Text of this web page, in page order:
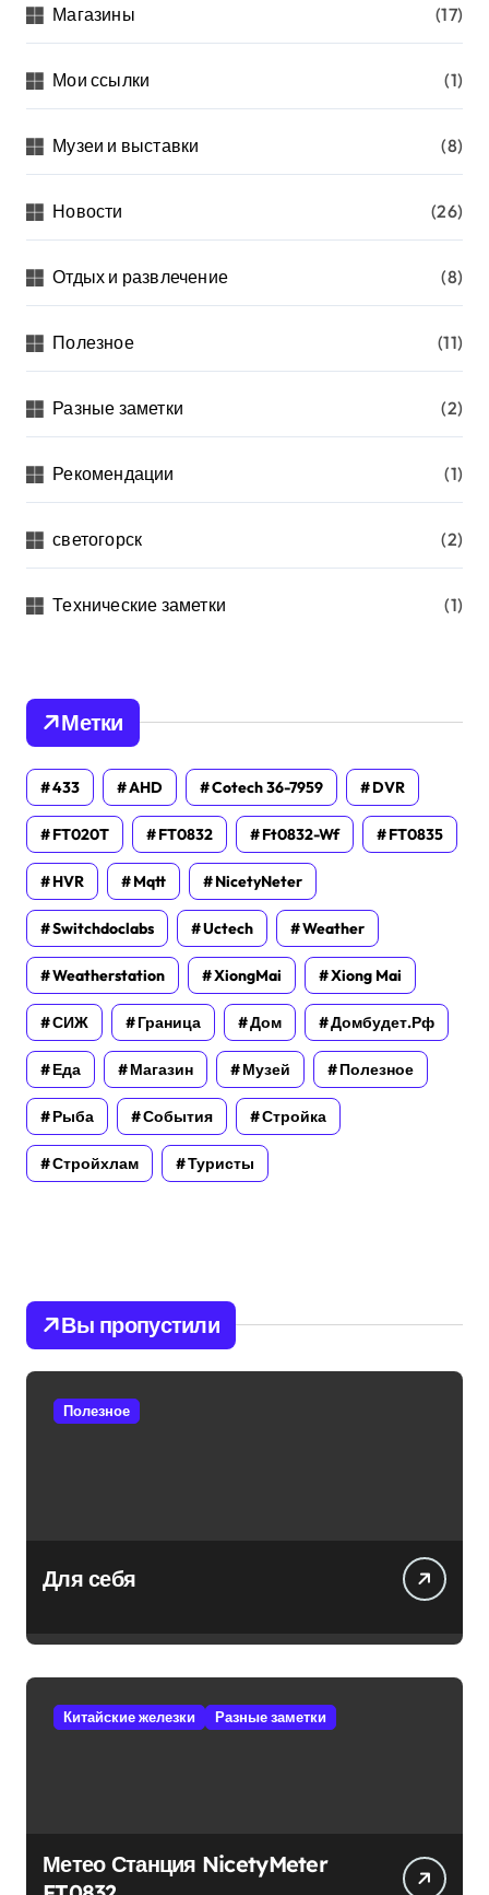
Магазины (17)
Мои ссылки (1)
Музеи и выставки (8)
Новости (26)
Отдых и развлечение (8)
Полезное (11)
Разные заметки (2)
Рекомендации (1)
светогорск (2)
Технические заметки (1)
Метки
433 AHD Cotech 36-7959 DVR
FT020T FT0832 Ft0832-Wf FT0835
HVR Mqtt NicetyNeter
Switchdoclabs Uctech Weather
Weatherstation XiongMai Xiong Mai
СИЖ Граница Дом Домбудет.рф
Еда Магазин Музей Полезное
Рыба События Стройка
Стройхлам Туристы
Вы пропустили
Полезное
Для себя
Китайские железки Разные заметки
Метео Станция NicetyMeter